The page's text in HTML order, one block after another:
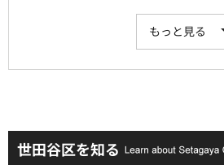
もっと見る
世田谷区を知る